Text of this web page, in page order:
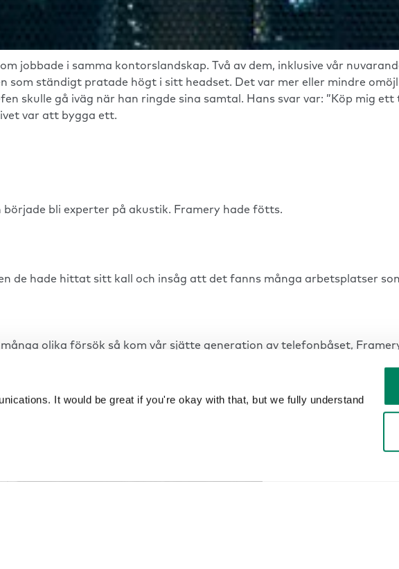
It would be great if you're okay with that, but we fully understand
jobbade i samma kontorslandskap. Två av dem, inklusive vår
som ständigt pratade högt i sitt headset. Det var mer eller mindre
skulle gå iväg när han ringde sina samtal. Hans svar var: ”Köp mig ett
var att bygga ett.
bli experter på akustik. Framery hade fötts.
de hade hittat sitt kall och insåg att det fanns många arbetsplatser
olika försök så kom vår sjätte generation av telefonbåset,
kontorslivet så spred sig ryktet. Snart började företag som
O världens mest sålda bås.